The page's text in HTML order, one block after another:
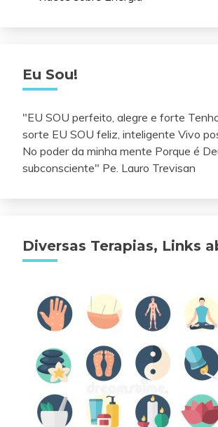
Eu Sou!
"EU SOU perfeito, alegre e forte
sorte EU SOU feliz, inteligente Vivo
No poder da minha mente Porque é
subconsciente" Pe. Lauro Trevisan
Diversas Terapias, Links